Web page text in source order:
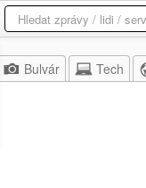
Bulvár Tech